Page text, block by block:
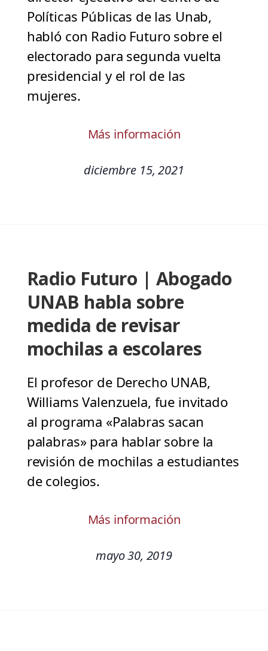
Políticas Públicas de las Unab,
habló con Radio Futuro sobre el
electorado para segunda vuelta
presidencial y el rol de las
mujeres.
Más información
diciembre 15, 2021
Radio Futuro | Abogado
UNAB habla sobre
medida de revisar
mochilas a escolares
El profesor de Derecho UNAB,
Williams Valenzuela, fue invitado
al programa «Palabras sacan
palabras» para hablar sobre la
revisión de mochilas a estudiantes
de colegios.
Más información
mayo 30, 2019